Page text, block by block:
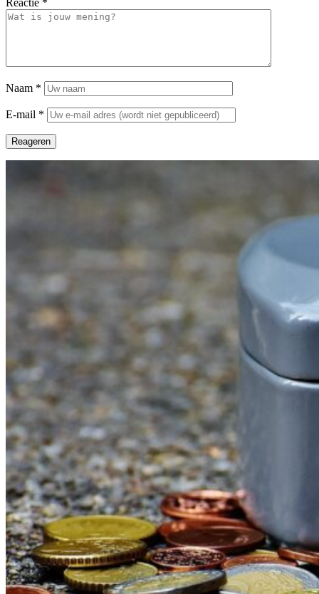
Reactie *
Naam *
E-mail *
Reageren